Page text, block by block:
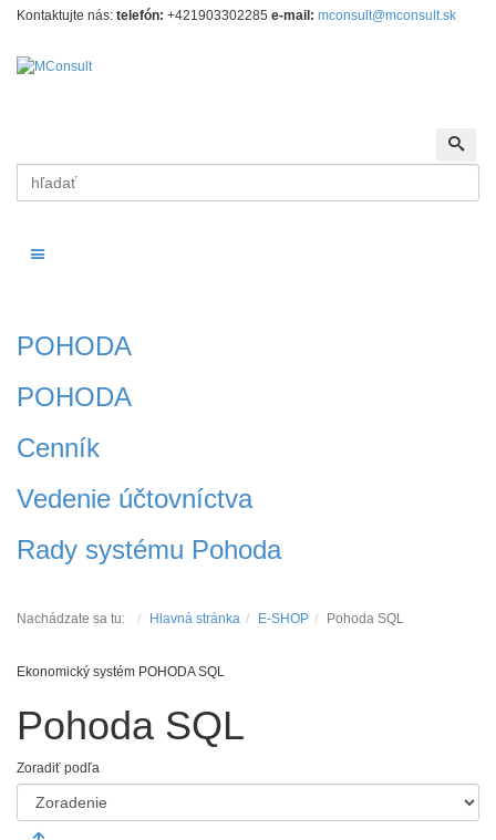
Kontaktujte nás: telefón: +421903302285 e-mail: mconsult@mconsult.sk
Toggle menu
POHODA
POHODA
Cenník
Vedenie účtovníctva
Rady systému Pohoda
Nachádzate sa tu: Hlavná stránka E-SHOP Pohoda SQL
Ekonomický systém POHODA SQL
Pohoda SQL
Zoradiť podľa